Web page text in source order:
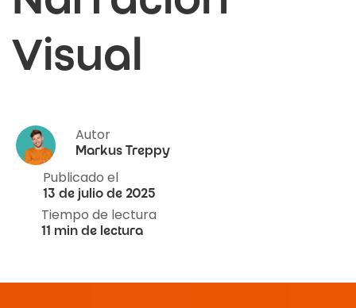
Visual
Autor
Markus Treppy
Publicado el
13 de julio de 2025
Tiempo de lectura
11 min de lectura